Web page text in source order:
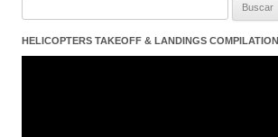
HELICOPTERS TAKEOFF & LANDINGS COMPILATION